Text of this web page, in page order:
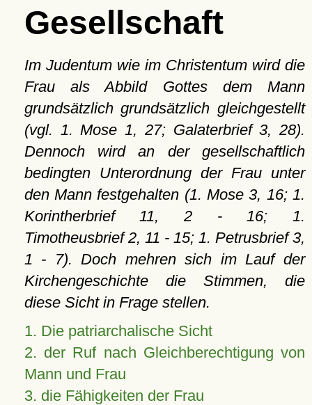
Gesellschaft
Im Judentum wie im Christentum wird die
Frau als Abbild Gottes dem Mann
grundsätzlich grundsätzlich gleichgestellt
(vgl. 1. Mose 1, 27; Galaterbrief 3, 28).
Dennoch wird an der gesellschaftlich
bedingten Unterordnung der Frau unter
den Mann festgehalten (1. Mose 3, 16; 1.
Korintherbrief 11, 2 - 16; 1.
Timotheusbrief 2, 11 - 15; 1. Petrusbrief 3,
1 - 7). Doch mehren sich im Lauf der
Kirchengeschichte die Stimmen, die
diese Sicht in Frage stellen.
1. Die patriarchalische Sicht
2. der Ruf nach Gleichberechtigung von
Mann und Frau
3. die Fähigkeiten der Frau